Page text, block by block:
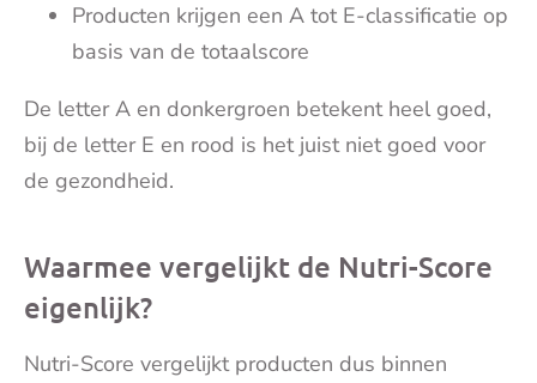
Producten krijgen een A tot E-classificatie op
basis van de totaalscore
De letter A en donkergroen betekent heel goed,
bij de letter E en rood is het juist niet goed voor
de gezondheid.
Waarmee vergelijkt de Nutri-Score
eigenlijk?
Nutri-Score vergelijkt producten dus binnen